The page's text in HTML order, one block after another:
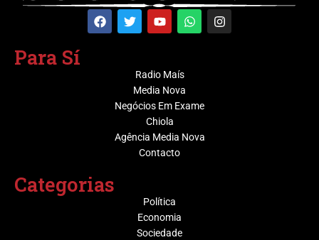
Para Sí
Radio Maís
Media Nova
Negócios Em Exame
Chiola
Agência Media Nova
Contacto
Categorias
Política
Economia
Sociedade